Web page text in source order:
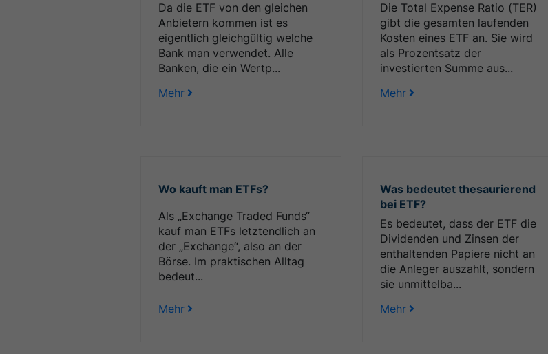
Da die ETF von den gleichen
Anbietern kommen ist es
eigentlich gleichgültig welche
Bank man verwendet. Alle
Banken, die ein Wertp...
Mehr
Die Total Expense Ratio (TER)
gibt die gesamten laufenden
Kosten eines ETF an. Sie wird
als Prozentsatz der
investierten Summe aus...
Mehr
Wo kauft man ETFs?
Als „Exchange Traded Funds“
kauf man ETFs letztendlich an
der „Exchange“, also an der
Börse. Im praktischen Alltag
bedeut...
Mehr
Was bedeutet thesaurierend
bei ETF?
Es bedeutet, dass der ETF die
Dividenden und Zinsen der
enthaltenden Papiere nicht an
die Anleger auszahlt, sondern
sie unmittelba...
Mehr